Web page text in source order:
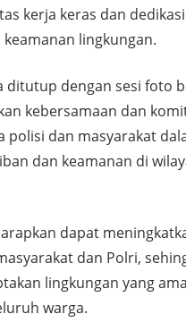
kerja keras dan
lingkungan.
ditutup dengan sesi foto
kebersamaan dan
polisi dan masyarakat
dan keamanan di
dapat
dan Polri,
lingkungan yang
warga.